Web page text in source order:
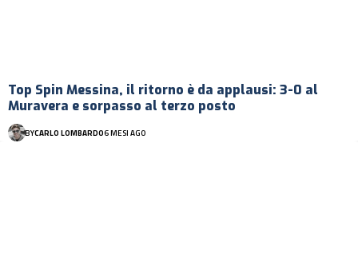
Top Spin Messina, il ritorno è da applausi: 3-0 al
Muravera e sorpasso al terzo posto
BYCARLO LOMBARDO6 MESI AGO